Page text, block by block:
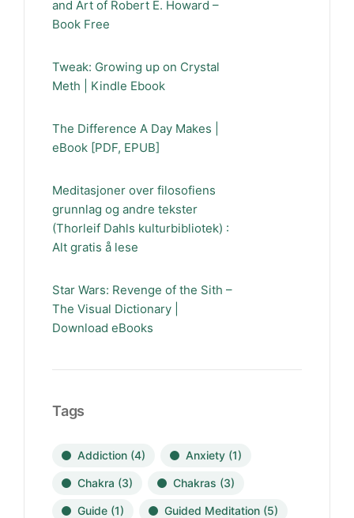
and Art of Robert E. Howard –
Book Free
Tweak: Growing up on Crystal
Meth | Kindle Ebook
The Difference A Day Makes |
eBook [PDF, EPUB]
Meditasjoner over filosofiens
grunnlag og andre tekster
(Thorleif Dahls kulturbibliotek) :
Alt gratis å lese
Star Wars: Revenge of the Sith –
The Visual Dictionary |
Download eBooks
Tags
Addiction (4) Anxiety (1)
Chakra (3) Chakras (3)
Guide (1) Guided Meditation (5)